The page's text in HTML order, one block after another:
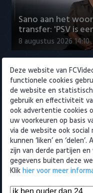
Sano aan het
transfer: 'PSV is
8 augustus 2026 14:10
Eredivisie
Sano aan het
transfer: 'PSV is
8 augustus 2026 14:10
Samenvattingen
Deze website van
functionele cookies
de website en
gebruik en effectiviteit
ook advertentie cookies
uw voorkeuren op basis
via de website ook
kunnen ‘liken’ en
zijn van derde partijen
gegevens buiten deze
Klikhier voor meer